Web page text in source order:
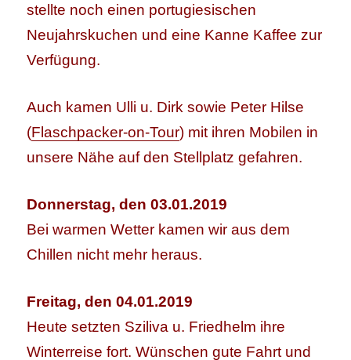
stellte noch einen portugiesischen
Neujahrskuchen und eine Kanne Kaffee zur
Verfügung.
Auch kamen Ulli u. Dirk sowie Peter Hilse
(Flaschpacker-on-Tour) mit ihren Mobilen in
unsere Nähe auf den Stellplatz gefahren.
Donnerstag, den 03.01.2019
Bei warmen Wetter kamen wir aus dem
Chillen nicht mehr heraus.
Freitag, den 04.01.2019
Heute setzten Sziliva u. Friedhelm ihre
Winterreise fort. Wünschen gute Fahrt und